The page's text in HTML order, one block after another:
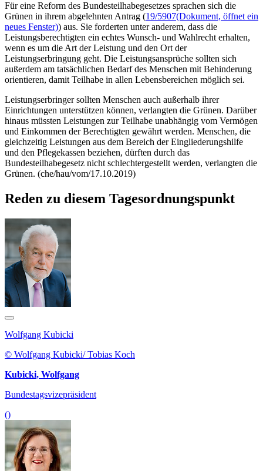
Für eine Reform des Bundesteilhabegesetzes sprachen sich die
Grünen in ihrem abgelehnten Antrag (19/5907(Dokument, öffnet ein
neues Fenster)) aus. Sie forderten unter anderem, dass die
Leistungsberechtigten ein echtes Wunsch- und Wahlrecht erhalten,
wenn es um die Art der Leistung und den Ort der
Leistungserbringung geht. Die Leistungsansprüche sollten sich
außerdem am tatsächlichen Bedarf des Menschen mit Behinderung
orientieren, damit Teilhabe in allen Lebensbereichen möglich sei.
Leistungserbringer sollten Menschen auch außerhalb ihrer
Einrichtungen unterstützen können, verlangten die Grünen. Darüber
hinaus müssten Leistungen zur Teilhabe unabhängig vom Vermögen
und Einkommen der Berechtigten gewährt werden. Menschen, die
gleichzeitig Leistungen aus dem Bereich der Eingliederungshilfe
und den Pflegekassen beziehen, dürften durch das
Bundesteilhabegesetz nicht schlechtergestellt werden, verlangten die
Grünen. (che/hau/vom/17.10.2019)
Reden zu diesem Tagesordnungspunkt
Wolfgang Kubicki
© Wolfgang Kubicki/ Tobias Koch
Kubicki, Wolfgang
Bundestagsvizepräsident
()